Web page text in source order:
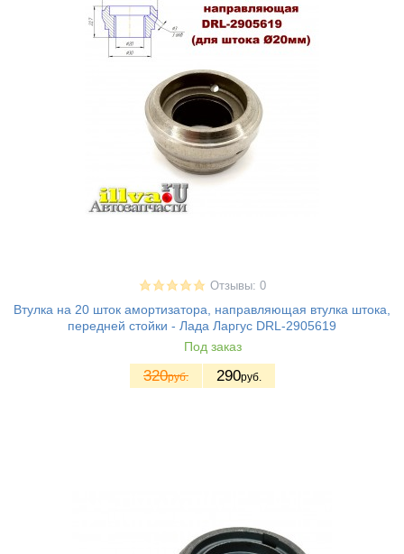
Отзывы: 0
Втулка на 20 шток амортизатора, направляющая втулка штока,
передней стойки - Лада Ларгус DRL-2905619
Под заказ
320руб. 290руб.